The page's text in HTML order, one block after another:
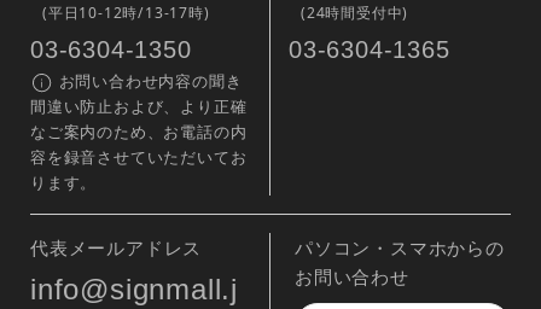
(平日10-12時/13-17時)
03-6304-1350
お問い合わせ内容の聞き
間違い防止および、より正確
なご案内のため、お電話の内
容を録音させていただいてお
ります。
(24時間受付中)
03-6304-1365
代表メールアドレス
info@signmall.j
パソコン・スマホからの
お問い合わせ